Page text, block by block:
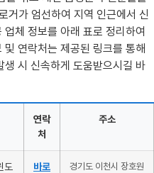
거가 엄선하여 지역 인근에서 신
체 정보를 아래 표로 정리하여
연락처는 제공된 링크를 통해
시 신속하게 도움받으시길 바
연락
처
주소
도
바로
경기도 이천시 장호원